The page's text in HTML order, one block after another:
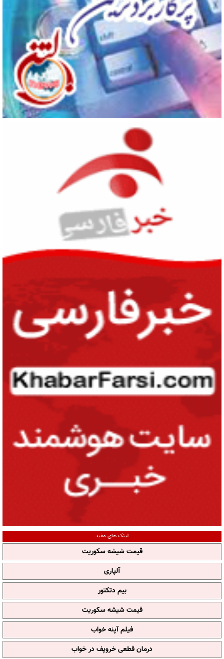
لینک های مفید
قیمت شیشه سکوریت
آلپاری
بیم دتکتور
قیمت شیشه سکوریت
فیلم آپنه خواب
درمان قطعی خروپف در خواب